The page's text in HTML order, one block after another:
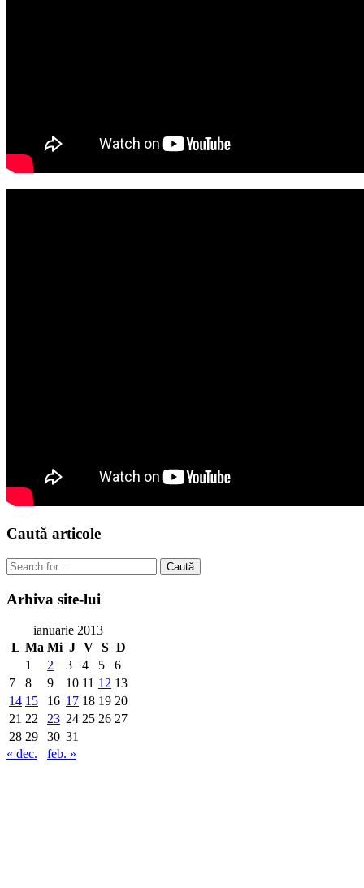
Caută articole
Caută
Arhiva site-lui
ianuarie 2013
L Ma Mi J V S D
1
2 3 4 5
6
7
8 9 10 11 12 13
14 15 16 17 18 19 20
21 22 23 24 25 26 27
28 29 30 31
« dec.
feb. »